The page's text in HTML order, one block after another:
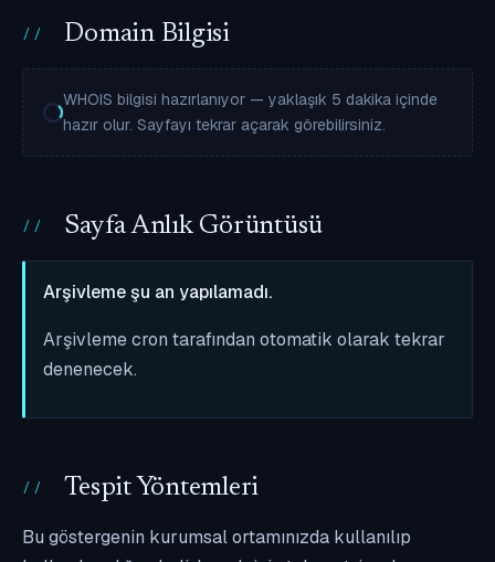
Domain Bilgisi
WHOIS bilgisi hazırlanıyor — yaklaşık 5 dakika içinde
hazır olur. Sayfayı tekrar açarak görebilirsiniz.
Sayfa Anlık Görüntüsü
Arşivleme şu an yapılamadı.
Arşivleme cron tarafından otomatik olarak tekrar
denenecek.
Tespit Yöntemleri
Bu göstergenin kurumsal ortamınızda kullanılıp